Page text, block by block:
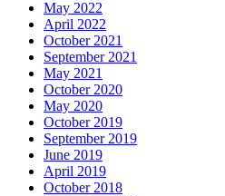
May 2022
April 2022
October 2021
September 2021
May 2021
October 2020
May 2020
October 2019
September 2019
June 2019
April 2019
October 2018